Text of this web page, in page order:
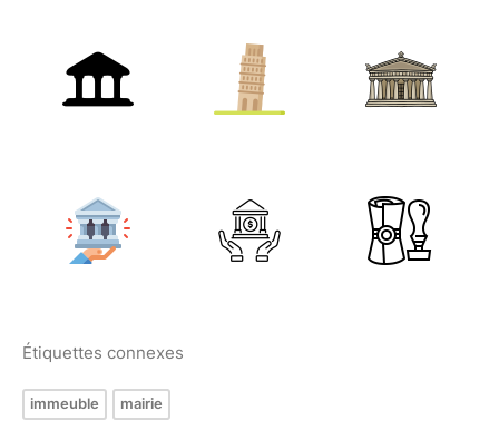
Étiquettes connexes
immeuble mairie